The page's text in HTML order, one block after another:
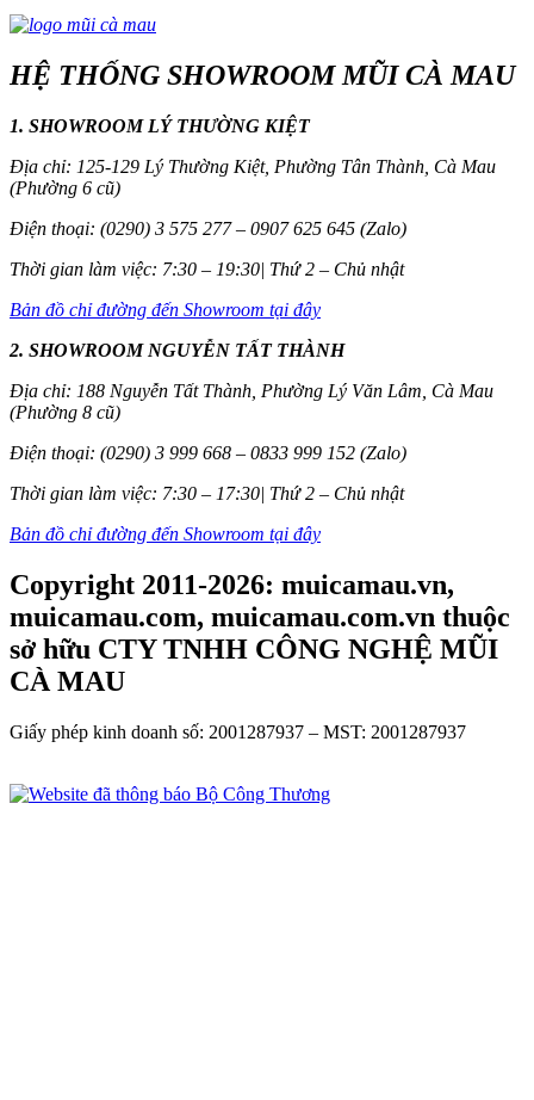
HỆ THỐNG SHOWROOM MŨI CÀ MAU
1. SHOWROOM LÝ THƯỜNG KIỆT
Địa chỉ: 125-129 Lý Thường Kiệt, Phường Tân Thành, Cà Mau
(Phường 6 cũ)
Điện thoại: (0290) 3 575 277 – 0907 625 645 (Zalo)
Thời gian làm việc: 7:30 – 19:30| Thứ 2 – Chủ nhật
Bản đồ chỉ đường đến Showroom tại đây
2. SHOWROOM NGUYỄN TẤT THÀNH
Địa chỉ: 188 Nguyễn Tất Thành, Phường Lý Văn Lâm, Cà Mau
(Phường 8 cũ)
Điện thoại: (0290) 3 999 668 – 0833 999 152 (Zalo)
Thời gian làm việc: 7:30 – 17:30| Thứ 2 – Chủ nhật
Bản đồ chỉ đường đến Showroom tại đây
Copyright 2011-2026: muicamau.vn,
muicamau.com, muicamau.com.vn thuộc
sở hữu CTY TNHH CÔNG NGHỆ MŨI
CÀ MAU
Giấy phép kinh doanh số: 2001287937 – MST: 2001287937